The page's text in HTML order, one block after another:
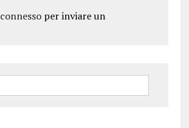
connessoper inviare un